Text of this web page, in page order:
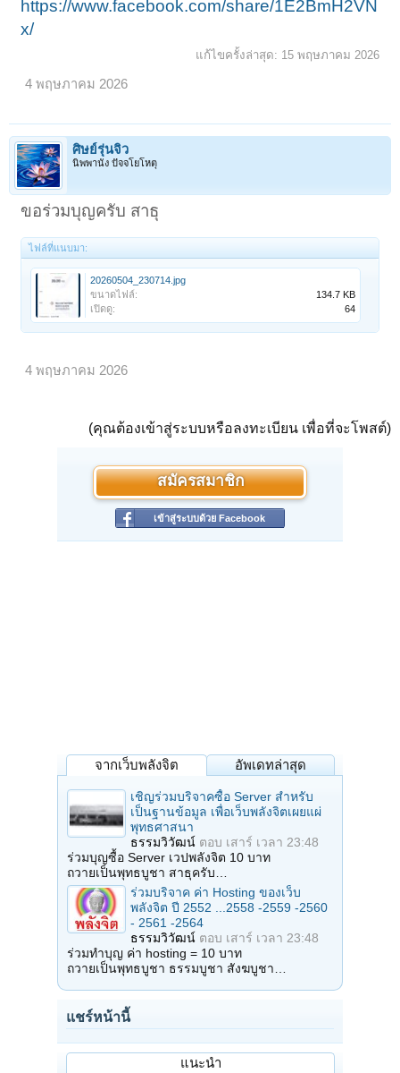
https://www.facebook.com/share/1E2BmH2VN
x/
แก้ไขครั้งล่าสุด: 15 พฤษภาคม 2026
4 พฤษภาคม 2026
ศิษย์รุ่นจิ๋ว
นิพพานัง ปัจจโยโหตุ
ขอร่วมบุญครับ สาธุ
ไฟล์ที่แนบมา:
20260504_230714.jpg
ขนาดไฟล์:
134.7 KB
เปิดดู:
64
4 พฤษภาคม 2026
(คุณต้องเข้าสู่ระบบหรือลงทะเบียน เพื่อที่จะโพสต์)
สมัครสมาชิก
เข้าสู่ระบบด้วย Facebook
จากเว็บพลังจิต อัพเดทล่าสุด
เชิญร่วมบริจาคซื้อ Server สำหรับ
เป็นฐานข้อมูล เพื่อเว็บพลังจิตเผยแผ่
พุทธศาสนา
ธรรมวิวัฒน์ ตอบ เสาร์ เวลา 23:48
ร่วมบุญซื้อ Server เวปพลังจิต 10 บาท
ถวายเป็นพุทธบูชา สาธุครับ…
ร่วมบริจาค ค่า Hosting ของเว็บ
พลังจิต ปี 2552 ...2558 -2559 -2560
- 2561 -2564
ธรรมวิวัฒน์ ตอบ เสาร์ เวลา 23:48
ร่วมทำบุญ ค่า hosting = 10 บาท
ถวายเป็นพุทธบูชา ธรรมบูชา สังฆบูชา…
แชร์หน้านี้
แนะนำ